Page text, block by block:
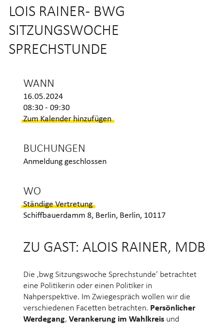
bwg
Sitzungswoche
Sprechstunde
bwg
Sitzungswoche
Sprechstunde
LOIS RAINER- BWG
SITZUNGSWOCHE
SPRECHSTUNDE
WANN
16.05.2024
08:30 - 09:30
Zum Kalender hinzufügen
BUCHUNGEN
Anmeldung geschlossen
WO
Ständige Vertretung
Schiffbauerdamm 8, Berlin, Berlin, 10117
ZU GAST: ALOIS RAINER, MDB
Die ‚bwg Sitzungswoche Sprechstunde’ betrachtet
eine Politikerin oder einen Politiker in
Nahperspektive. Im Zwiegespräch wollen wir die
verschiedenen Facetten betrachten. Persönlicher
Werdegang, Verankerung im Wahlkreis und